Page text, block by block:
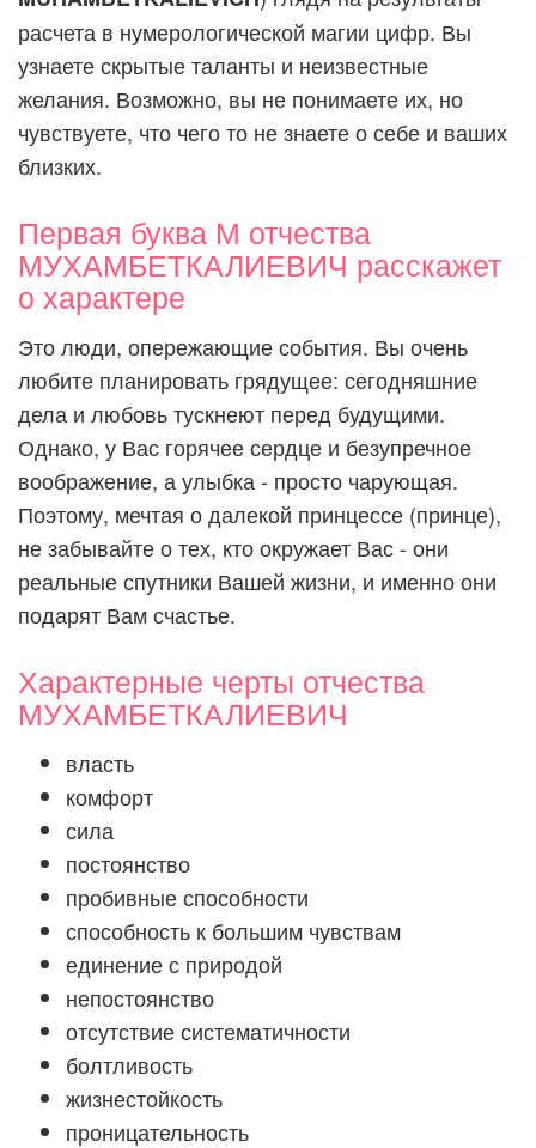
расчета в нумерологической магии цифр. Вы
узнаете скрытые таланты и неизвестные
желания. Возможно, вы не понимаете их, но
чувствуете, что чего то не знаете о себе и ваших
близких.
Первая буква М отчества
МУХАМБЕТКАЛИЕВИЧ расскажет
о характере
Это люди, опережающие события. Вы очень
любите планировать грядущее: сегодняшние
дела и любовь тускнеют перед будущими.
Однако, у Вас горячее сердце и безупречное
воображение, а улыбка - просто чарующая.
Поэтому, мечтая о далекой принцессе (принце),
не забывайте о тех, кто окружает Вас - они
реальные спутники Вашей жизни, и именно они
подарят Вам счастье.
Характерные черты отчества
МУХАМБЕТКАЛИЕВИЧ
власть
комфорт
сила
постоянство
пробивные способности
способность к большим чувствам
единение с природой
непостоянство
отсутствие систематичности
болтливость
жизнестойкость
проницательность